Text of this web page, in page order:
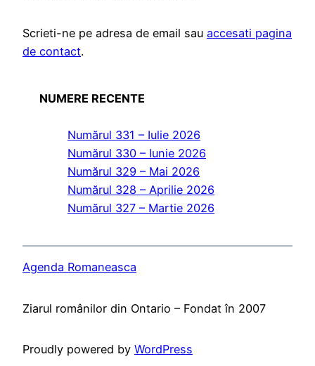
Scrieti-ne pe adresa de email sau accesati pagina
de contact.
NUMERE RECENTE
Numărul 331 – Iulie 2026
Numărul 330 – Iunie 2026
Numărul 329 – Mai 2026
Numărul 328 – Aprilie 2026
Numărul 327 – Martie 2026
Agenda Romaneasca
Ziarul românilor din Ontario – Fondat în 2007
Proudly powered by WordPress